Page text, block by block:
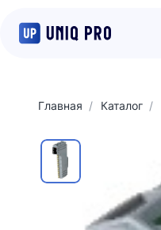
Главная Каталог